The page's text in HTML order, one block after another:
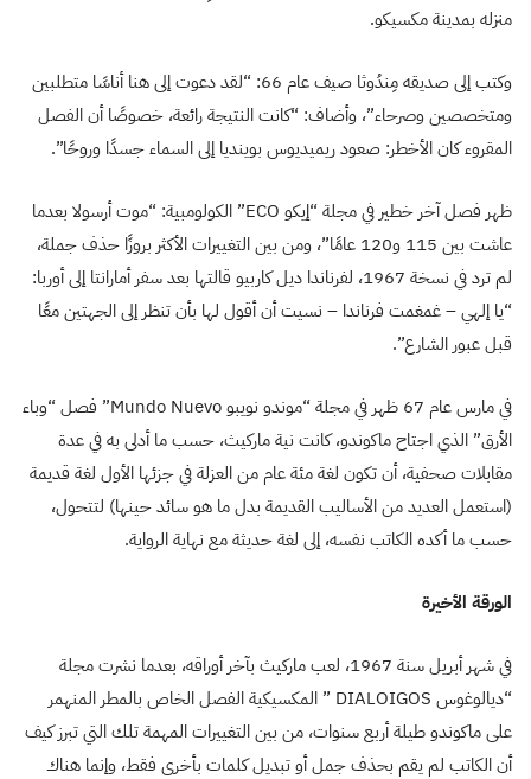
منزله بمدينة مكسيكو.
وكتب إلى صديقه مِندُوثا صيف عام 66: “لقد دعوت إلى هنا أناسًا متطلبين
ومتخصصين وصرحاء”، وأضاف: “كانت النتيجة رائعة، خصوصًا أن الفصل
المقروء كان الأخطر: صعود ريميديوس بوينديا إلى السماء جسدًا وروحًا”.
ظهر فصل آخر خطير في مجلة “إيكو ECO” الكولومبية: “موت أرسولا بعدما
عاشت بين 115 و120 عامًا”، ومن بين التغييرات الأكثر بروزًا حذف جملة،
لم ترد في نسخة 1967، لفرناندا ديل كاربيو قالتها بعد سفر أمارانتا إلى أوربا:
“يا إلهي – غمغمت فرناندا – نسيت أن أقول لها بأن تنظر إلى الجهتين معًا
قبل عبور الشارع”.
في مارس عام 67 ظهر في مجلة “موندو نويبو Mundo Nuevo” فصل “وباء
الأرق” الذي اجتاح ماكوندو، كانت نية ماركيث، حسب ما أدلى به في عدة
مقابلات صحفية، أن تكون لغة مئة عام من العزلة في جزئها الأول لغة قديمة
(استعمل العديد من الأساليب القديمة بدل ما هو سائد حينها) لتتحول،
حسب ما أكده الكاتب نفسه، إلى لغة حديثة مع نهاية الرواية.
الورقة الأخيرة
في شهر أبريل سنة 1967، لعب ماركيث بآخر أوراقه، بعدما نشرت مجلة
“ديالوغوس DIALOIGOS ” المكسيكية الفصل الخاص بالمطر المنهمر
على ماكوندو طيلة أربع سنوات، من بين التغييرات المهمة تلك التي تبرز كيف
أن الكاتب لم يقم بحذف جمل أو تبديل كلمات بأخرى فقط، وإنما هناك